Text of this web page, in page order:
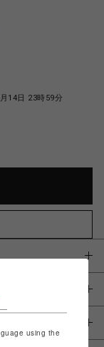
14日 23時59分
using the